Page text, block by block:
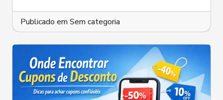
Como
Eles
Reduzem
Publicado em Sem categoria